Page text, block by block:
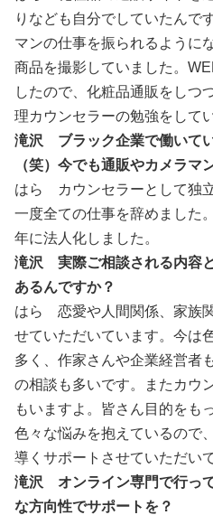
りなども自分でしていたんで
マンの仕事を振られるように
商品を撮影していました。
したので、化粧品通販をしつ
理カウンセラーの勉強をして
滝沢 ブラック企業で働いて
（笑）今でも通販やカメラマ
はら カウンセラーとして独
一度全ての仕事を辞めました
年に法人化しました。
滝沢 実際ご相談される内容
あるんですか？
はら 恋愛や人間関係、家族
せていただいています。今は
多く、作家さんや企業経営者
の相談も多いです。またカウ
もいますよ。皆さん目的をも
色々な悩みを抱えているので
導くサポートさせていただい
滝沢 オンライン専門で行っ
な方向性でサポートを？